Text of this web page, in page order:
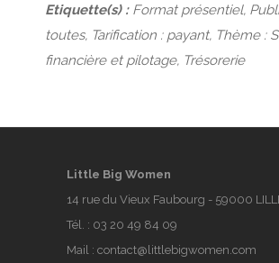
Etiquette(s) : Format présentiel,
toutes, Tarification : payant, Thème :
financière et pilotage, Trésorerie
Little Big Women
14 rue du Vieux Faubourg - 59000
Tél. : 03 20 49 84 09
Mail : contact@littlebigwomen.com